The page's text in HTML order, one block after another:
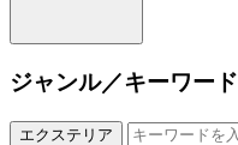
ジャンル／キーワード
エクステリア